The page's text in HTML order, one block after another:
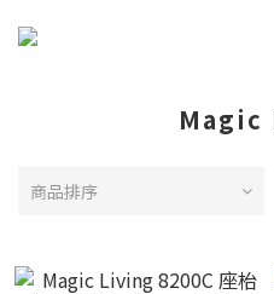
商品排序